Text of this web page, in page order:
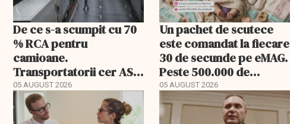
De ce s-a scumpit cu 70
% RCA pentru
camioane.
Transportatorii cer ASF
să publice tarifele
05 AUGUST 2026
Un pachet de scutece
este comandat la fiecare
30 de secunde pe eMAG.
Peste 500.000 de
comenzi pentru
bebeluși au fost cu
livrare a doua
05 AUGUST 2026